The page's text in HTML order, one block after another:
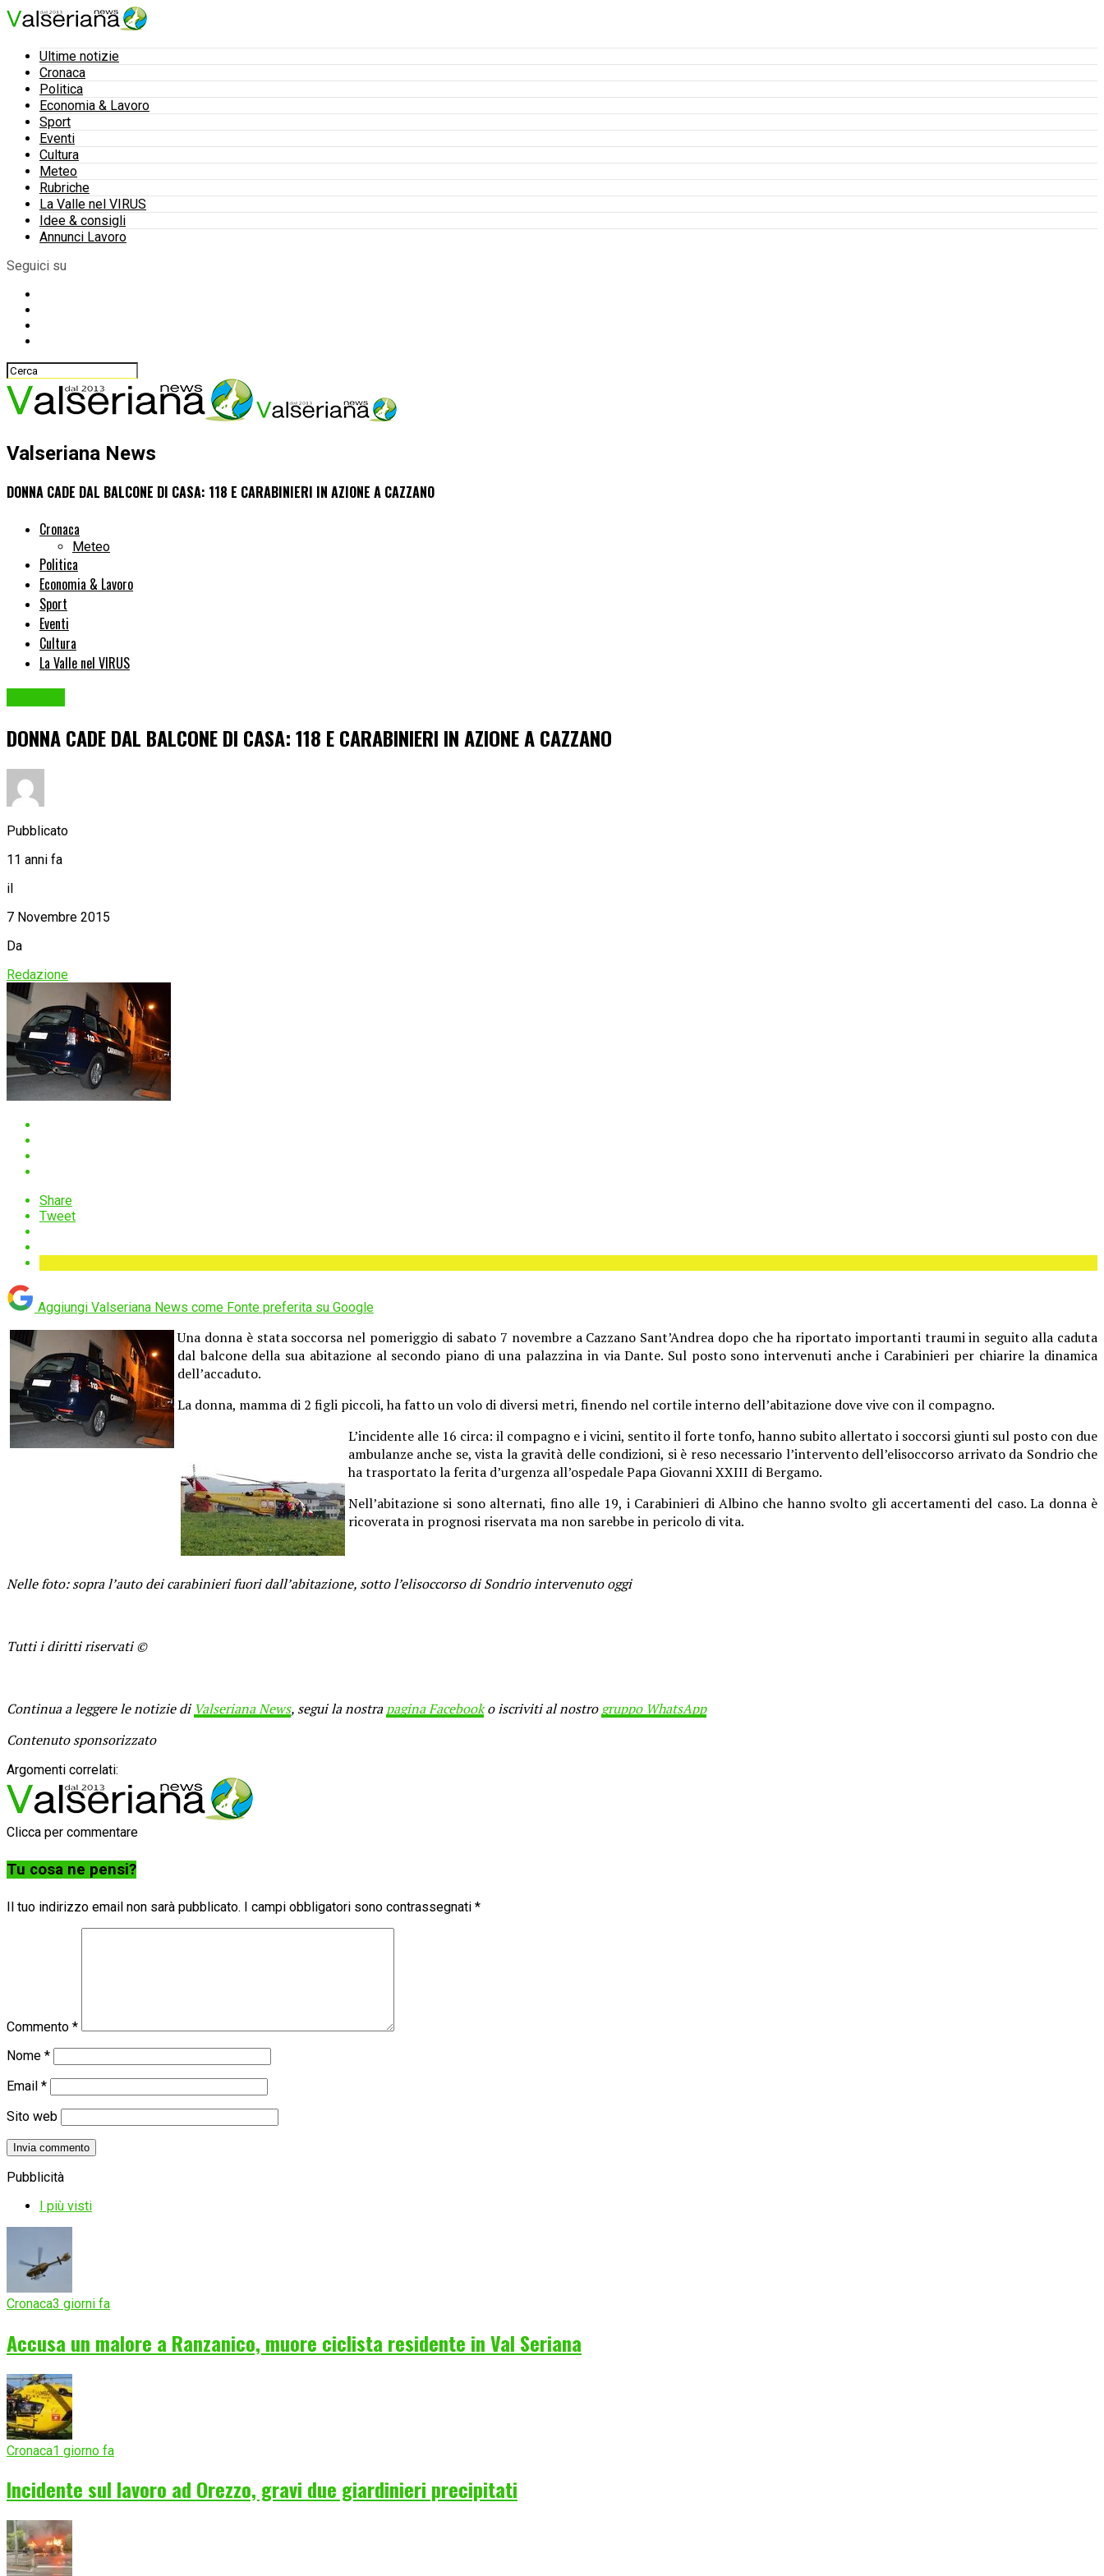
Ultime notizie
Cronaca
Politica
Economia & Lavoro
Sport
Eventi
Cultura
Meteo
Rubriche
La Valle nel VIRUS
Idee & consigli
Annunci Lavoro
Seguici su
Valseriana News
DONNA CADE DAL BALCONE DI CASA: 118 E CARABINIERI IN AZIONE A CAZZANO
Cronaca
Meteo
Politica
Economia & Lavoro
Sport
Eventi
Cultura
La Valle nel VIRUS
DONNA CADE DAL BALCONE DI CASA: 118 E CARABINIERI IN AZIONE A CAZZANO
Pubblicato
11 anni fa
il
7 Novembre 2015
Da
Redazione
Share
Tweet
Aggiungi Valseriana News come Fonte preferita su Google
Una donna è stata soccorsa nel pomeriggio di sabato 7 novembre a Cazzano Sant’Andrea dopo che ha riportato importanti traumi in seguito alla caduta
dal balcone della sua abitazione al secondo piano di una palazzina in via Dante. Sul posto sono intervenuti anche i Carabinieri per chiarire la dinamica
dell’accaduto.
La donna, mamma di 2 figli piccoli, ha fatto un volo di diversi metri, finendo nel cortile interno dell’abitazione dove vive con il compagno.
L’incidente alle 16 circa: il compagno e i vicini, sentito il forte tonfo, hanno subito allertato i soccorsi giunti sul posto con due
ambulanze anche se, vista la gravità delle condizioni, si è reso necessario l’intervento dell’elisoccorso arrivato da Sondrio che
ha trasportato la ferita d’urgenza all’ospedale Papa Giovanni XXIII di Bergamo.
Nell’abitazione si sono alternati, fino alle 19, i Carabinieri di Albino che hanno svolto gli accertamenti del caso. La donna è
ricoverata in prognosi riservata ma non sarebbe in pericolo di vita.
Nelle foto: sopra l’auto dei carabinieri fuori dall’abitazione, sotto l’elisoccorso di Sondrio intervenuto oggi
Tutti i diritti riservati ©
Continua a leggere le notizie di Valseriana News, segui la nostrapagina Facebooko iscriviti al nostrogruppo WhatsApp
Contenuto sponsorizzato
Argomenti correlati:
Clicca per commentare
Tu cosa ne pensi?
Il tuo indirizzo email non sarà pubblicato. I campi obbligatori sono contrassegnati *
Commento *
Nome *
Email *
Sito web
Pubblicità
I più visti
Cronaca3 giorni fa
Accusa un malore a Ranzanico, muore ciclista residente in Val Seriana
Cronaca1 giorno fa
Incidente sul lavoro ad Orezzo, gravi due giardinieri precipitati